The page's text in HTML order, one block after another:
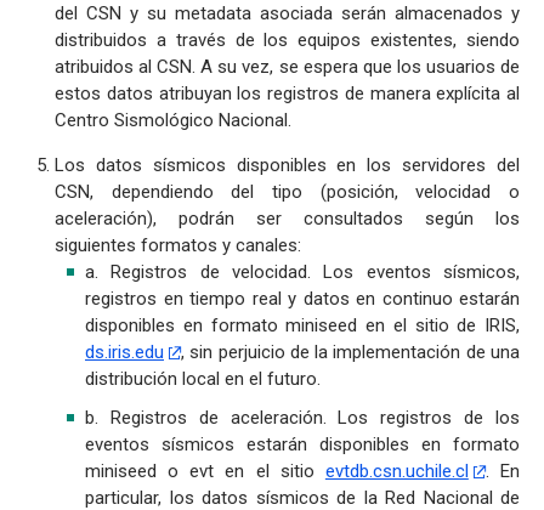
del CSN y su metadata asociada serán almacenados y
distribuidos a través de los equipos existentes, siendo
atribuidos al CSN. A su vez, se espera que los usuarios de
estos datos atribuyan los registros de manera explícita al
Centro Sismológico Nacional.
Los datos sísmicos disponibles en los servidores del
CSN, dependiendo del tipo (posición, velocidad o
aceleración), podrán ser consultados según los
siguientes formatos y canales:
a. Registros de velocidad. Los eventos sísmicos,
registros en tiempo real y datos en continuo estarán
disponibles en formato miniseed en el sitio de IRIS,
ds.iris.edu
, sin perjuicio de la implementación de una
distribución local en el futuro.
b. Registros de aceleración. Los registros de los
eventos sísmicos estarán disponibles en formato
miniseed o evt en el sitio evtdb.csn.uchile.cl
. En
particular, los datos sísmicos de la Red Nacional de